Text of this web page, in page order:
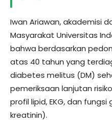
Iwan Ariawan, akademisi
Masyarakat Universitas
bahwa berdasarkan
atas 40 tahun yang
diabetes melitus (DM)
pemeriksaan lanjutan
profil lipid, EKG, dan
kreatinin).